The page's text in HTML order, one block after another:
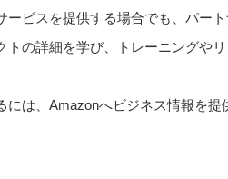
ービスを提供する場合でも、パー
トの詳細を学び、トレーニングや
には、Amazonへビジネス情報を